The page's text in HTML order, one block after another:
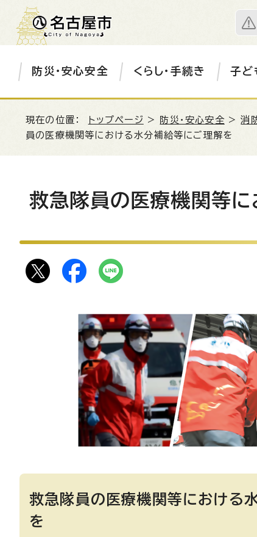
防災・安心安全 くらし・手続き 子ど
現在の位置： トップページ > 防災・安心安全>消
員の医療機関等における水分補給等にご理解を
救急隊員の医療機関等
救急隊員の医療機関等における
を